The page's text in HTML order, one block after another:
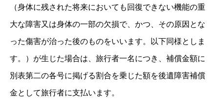
（身体に残された将来においても回復できない機能の重
大な障害又は身体の一部の欠損で、かつ、その原因とな
った傷害が治った後のものをいいます。以下同様としま
す。）が生じた場合は、旅行者一名につき、補償金額に
別表第二の各号に掲げる割合を乗じた額を後遺障害補償
金として旅行者に支払います。